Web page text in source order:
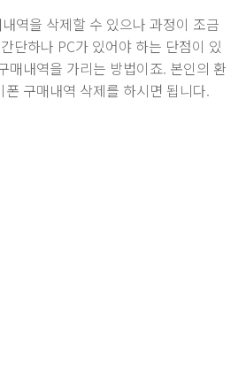
역을 삭제할 수 있으나 과정이 조금
단하나 PC가 있어야 하는 단점이 있
매내역을 가리는 방법이죠. 본인의 환
구매내역 삭제를 하시면 됩니다.